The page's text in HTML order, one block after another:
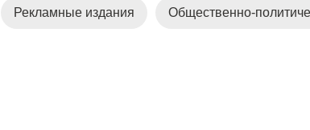
Рекламные издания Общественно-